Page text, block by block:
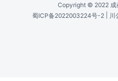
Copyright © 2022 成
蜀ICP备2022003224号-2
川